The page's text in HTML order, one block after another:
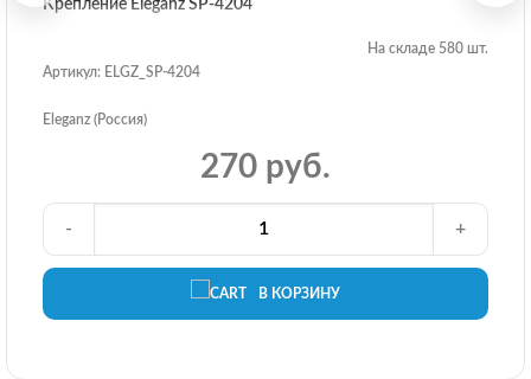
Крепление Eleganz SP-4204
На складе 580 шт.
Артикул: ELGZ_SP-4204
Eleganz (Россия)
270 руб.
В КОРЗИНУ
- +